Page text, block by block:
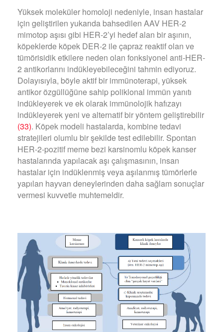
Yüksek moleküler homoloji nedeniyle, insan hastalar
için geliştirilen yukarıda bahsedilen AAV HER-2
mimotop aşısı gibi HER-2’yi hedef alan bir aşının,
köpeklerde köpek DER-2 ile çapraz reaktif olan ve
tümörisidik etkilere neden olan fonksiyonel anti-HER-
2 antikorlarını indükleyebileceğini tahmin ediyoruz.
Dolayısıyla, böyle aktif bir immünoterapi, yüksek
antikor özgüllüğüne sahip poliklonal immün yanıtı
indükleyerek ve ek olarak immünolojik hafızayı
indükleyerek yeni ve alternatif bir yöntem geliştirebilir
(33). Köpek modeli hastalarda, kombine tedavi
stratejileri olumlu bir şekilde test edilebilir. Spontan
HER-2-pozitif meme bezi karsinomlu köpek kanser
hastalarında yapılacak aşı çalışmasının, insan
hastalar için indüklenmiş veya aşılanmış tümörlerle
yapılan hayvan deneylerinden daha sağlam sonuçlar
vermesi kuvvetle muhtemeldir.